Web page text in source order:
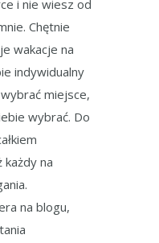
i nie wiesz od
Chętnie
wakacje na
indywidualny
miejsce,
wybrać. Do
każdy na
na blogu,